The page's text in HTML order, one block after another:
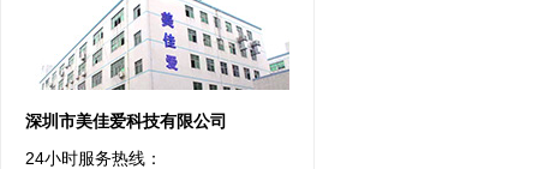
深圳市美佳爱科技有限公司
24小时服务热线：